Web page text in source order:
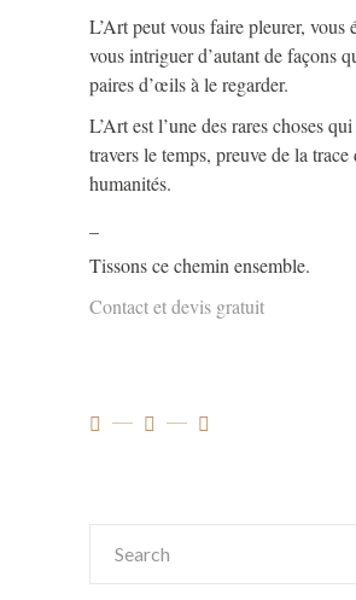
L’Art peut vous faire pleurer, vous
vous intriguer d’autant de façons
paires d’œils à le regarder.
L’Art est l’une des rares choses
travers le temps, preuve de la trace
humanités.
Tissons ce chemin ensemble.
Contact et devis gratuit
Search
for: